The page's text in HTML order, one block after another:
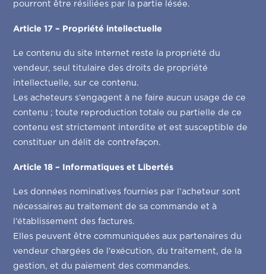
pourront être résiliées par la partie lésée.
Article 17 – Propriété intellectuelle
Le contenu du site Internet reste la propriété du
vendeur, seul titulaire des droits de propriété
intellectuelle, sur ce contenu.
Les acheteurs s’engagent à ne faire aucun usage de ce
contenu ; toute reproduction totale ou partielle de ce
contenu est strictement interdite et est susceptible de
constituer un délit de contrefaçon.
Article 18 – Informatiques et Libertés
Les données nominatives fournies par l’acheteur sont
nécessaires au traitement de sa commande et à
l’établissement des factures.
Elles peuvent être communiquées aux partenaires du
vendeur chargées de l’exécution, du traitement, de la
gestion, et du paiement des commandes.